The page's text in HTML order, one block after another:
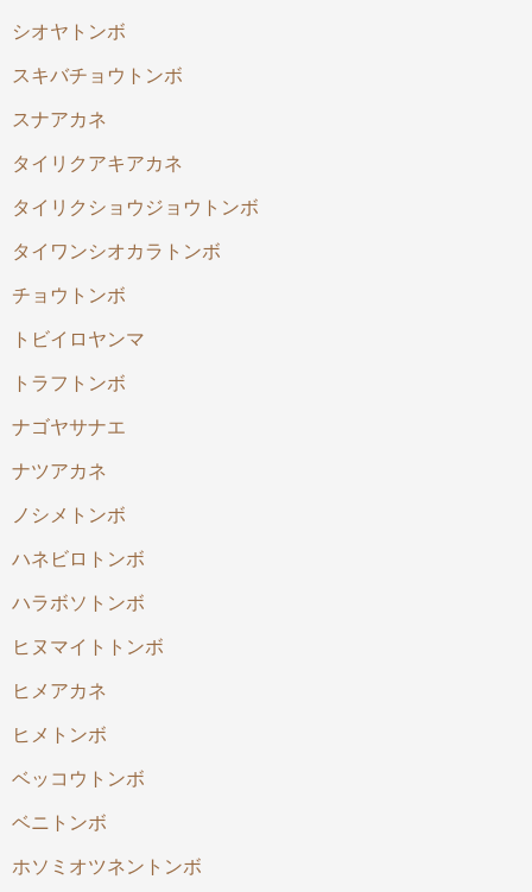
シオヤトンボ
スキバチョウトンボ
スナアカネ
タイリクアキアカネ
タイリクショウジョウトンボ
タイワンシオカラトンボ
チョウトンボ
トビイロヤンマ
トラフトンボ
ナゴヤサナエ
ナツアカネ
ノシメトンボ
ハネビロトンボ
ハラボソトンボ
ヒヌマイトトンボ
ヒメアカネ
ヒメトンボ
ベッコウトンボ
ベニトンボ
ホソミオツネントンボ